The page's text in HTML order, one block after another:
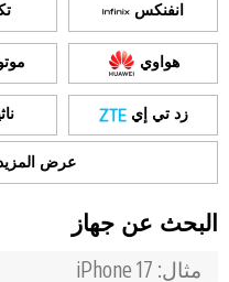
انفنكس
هواوي
زد تي إي
عرض
البحث عن جهاز